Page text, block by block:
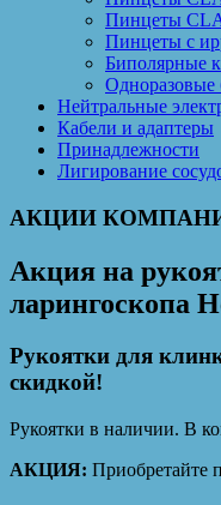
Пинцеты
Пинцеты с
Биполярные
Нейтральные
Кабели и адаптеры
Принадлежности
Лигирование
АКЦИИ
Акция на
ларингоскопа
Рукоятки для
скидкой!
Рукоятки в наличии. В
АКЦИЯ: Приобретайте